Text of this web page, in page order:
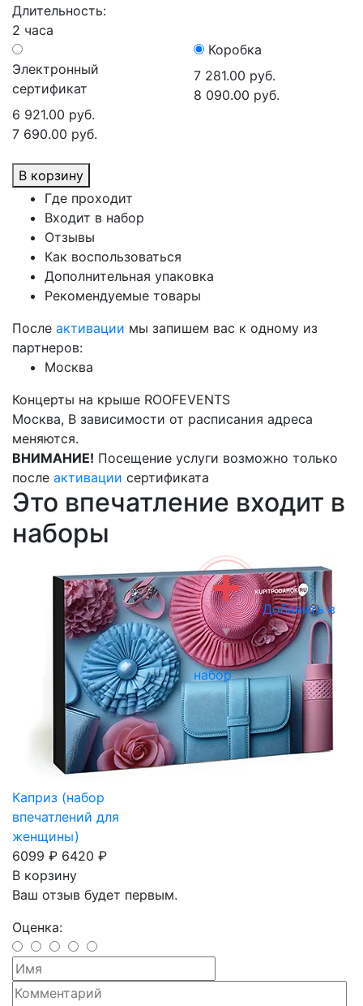
Длительность:
2 часа
Электронный
сертификат
6 921.00 руб.
7 690.00 руб.
Коробка
7 281.00 руб.
8 090.00 руб.
В корзину
Где проходит
Входит в набор
Отзывы
Как воспользоваться
Дополнительная упаковка
Рекомендуемые товары
После активации мы запишем вас к одному из
партнеров:
Москва
Концерты на крыше ROOFEVENTS
Москва, В зависимости от расписания адреса
меняются.
ВНИМАНИЕ! Посещение услуги возможно только
после активации сертификата
Это впечатление входит в
наборы
Каприз (набор
впечатлений для
женщины)
6099 ₽ 6420 ₽
В корзину
Добавить в
набор
Ваш отзыв будет первым.
Оценка: